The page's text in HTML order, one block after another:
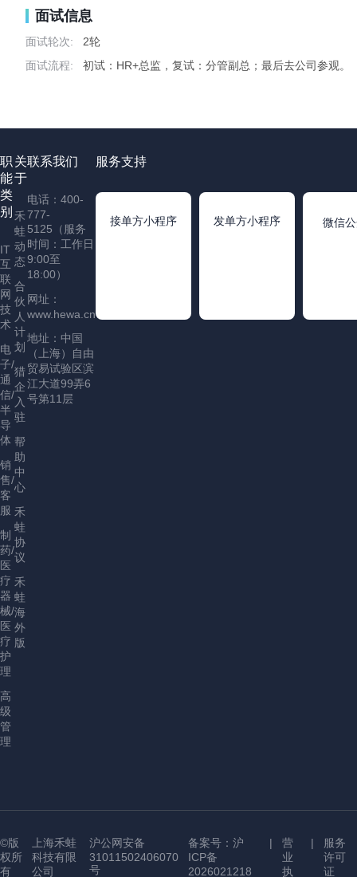
面试信息
面试轮次:
2轮
面试流程:
初试：HR+总监，复试：分管副总；最后去公司参观。
职
能
类
别
IT
互
联
网
技
术
电
子/
通
信/
半
导
体
销
售/
客
服
制
药/
医
疗
器
械/
医
疗
护
理
高
级
管
理
关
于
禾
蛙
动
态
合
伙
人
计
划
猎
企
入
驻
帮
助
中
心
禾
蛙
协
议
禾
蛙
海
外
版
联系我们
电话：400-
777-
5125（服务
时间：工作日
9:00至
18:00）
网址：
www.hewa.cn
地址：中国
（上海）自由
贸易试验区滨
江大道99弄6
号第11层
服务支持
接单方小程序 发单方小程序 微信
©版
权所
有
上海禾蛙
科技有限
公司
沪公网安备
31011502406070
号
备案号：沪
ICP备
2026021218
|
营
业
执
|
服务
许可
证